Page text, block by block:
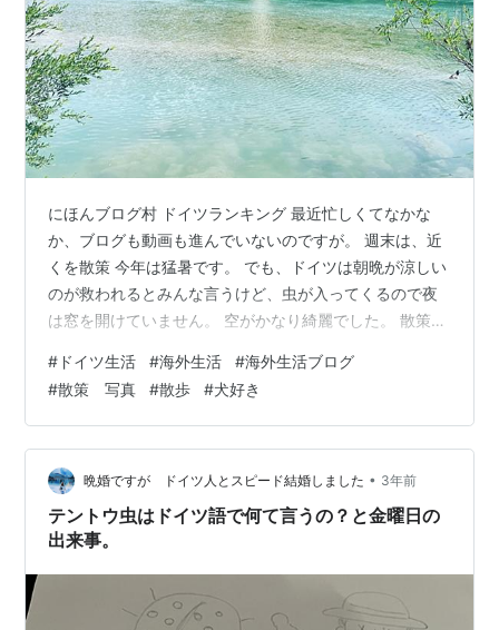
にほんブログ村 ドイツランキング 最近忙しくてなかな
か、ブログも動画も進んでいないのですが。 週末は、近
くを散策 今年は猛暑です。 でも、ドイツは朝晩が涼しい
のが救われるとみんな言うけど、虫が入ってくるので夜
は窓を開けていません。 空がかなり綺麗でした。 散策し
「日本人ですか？」 と、元気そうでいい方でした。少し
だけお話させてもらって、私は内気であまり人に声を掛
けられないので、ありがたかったです。 素敵な方だった
な。 しかも、友達の知り合いだったという偶然。 暑い日
が続いていますので、こちらで涼んでいただければ嬉し
いです。#FeelGoodGe…
# ドイツ生活 #海外生活 #海外生活ブログ
#散策 写真 #散歩 #犬好き
晩婚ですが ドイツ人とスピード結婚しました • 3年前
テントウ虫はドイツ語で何て言うの？と金曜日の
出来事。